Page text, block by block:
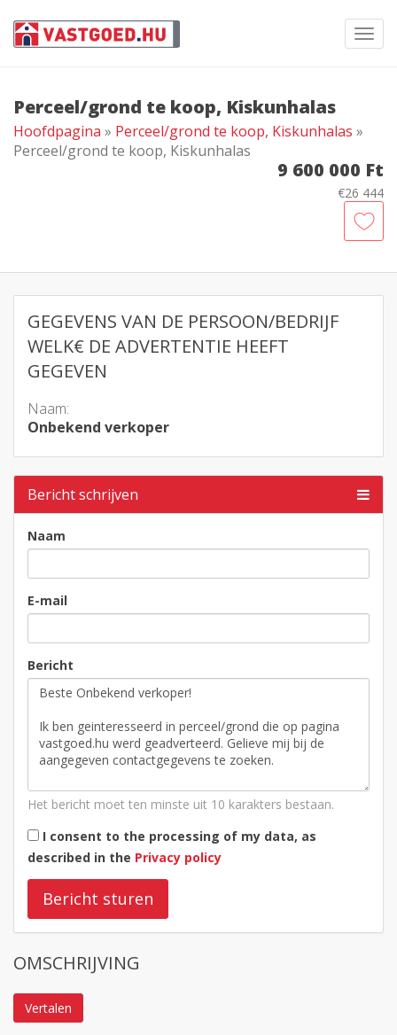
Perceel/grond te koop, Kiskunhalas
Hoofdpagina » Perceel/grond te koop, Kiskunhalas »
Perceel/grond te koop, Kiskunhalas
9 600 000 Ft
€26 444
GEGEVENS VAN DE PERSOON/BEDRIJF
WELK€ DE ADVERTENTIE HEEFT
GEGEVEN
Naam:
Onbekend verkoper
Bericht schrijven
Naam
E-mail
Bericht
Het bericht moet ten minste uit 10 karakters bestaan.
I consent to the processing of my data, as
described in the Privacy policy
Bericht sturen
OMSCHRIJVING
Vertalen